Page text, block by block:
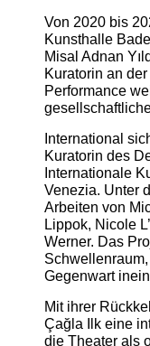
Von 2020 bis
Kunsthalle
Misal Adnan
Kuratorin an
Performance
International
Kuratorin des
Internationale
Venezia. Unter
Arbeiten von
Lippok, Nicole
Werner. Das
Gegenwart
Mit ihrer
Çağla Ilk eine
die Theater als